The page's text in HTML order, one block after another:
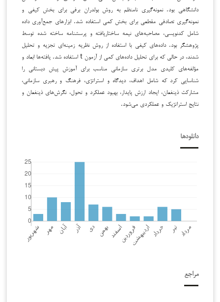
دانشگاهی بود. نمونه‌گیری نامنظم به روش بولدران برفی برای بخش کیفی و
نمونه‌گیری تصادفی مقطعی برای بخش کمی استفاده شد. ابزارهای جمع‌آوری داده
شامل کدنویسی، مصاحبه‌های نیمه ساختاریافته و پرسشنامه ساخته شده توسط
پژوهشگر بود. داده‌های کیفی با استفاده از روش نظریه زمینه‌ای تجزیه و تحلیل
شدند، در حالی که برای تحلیل داده‌های کمی از آزمون t استفاده شد. یافته‌ها ابعاد و
مؤلفه‌های کلیدی مدل برتری سازمانی مناسب برای آموزش پیش دبستانی را
شناسایی کرد که شامل اهداف، دیدگاه و استراتژی، فرهنگ و رهبری سازمانی،
مشارکت ذینفعان، ایجاد ارزش پایدار، بهبود عملکرد و تحول، نگرش‌های ذینفعان و
نتایج استراتژیک و عملکردی می‌شود.
دانلودها
مراجع